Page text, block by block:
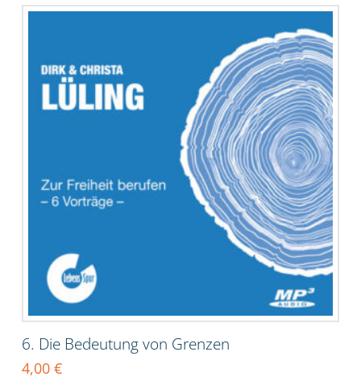
6. Die Bedeutung von Grenzen
4,00 €